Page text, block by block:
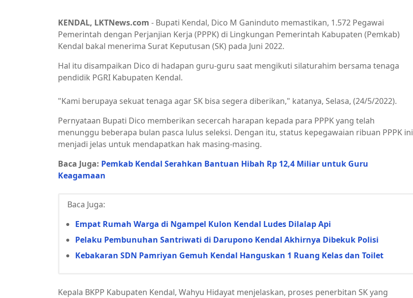
KENDAL, LKTNews.com - Bupati Kendal, Dico M Ganinduto memastikan, 1.572 Pegawai
Pemerintah dengan Perjanjian Kerja (PPPK) di Lingkungan Pemerintah Kabupaten (Pemkab)
Kendal bakal menerima Surat Keputusan (SK) pada Juni 2022.
Hal itu disampaikan Dico di hadapan guru-guru saat mengikuti silaturahim bersama tenaga
pendidik PGRI Kabupaten Kendal.
"Kami berupaya sekuat tenaga agar SK bisa segera diberikan," katanya, Selasa, (24/5/2022).
Pernyataan Bupati Dico memberikan secercah harapan kepada para PPPK yang telah
menunggu beberapa bulan pasca lulus seleksi. Dengan itu, status kepegawaian ribuan PPPK ini
menjadi jelas untuk mendapatkan hak masing-masing.
Baca Juga: Pemkab Kendal Serahkan Bantuan Hibah Rp 12,4 Miliar untuk Guru
Keagamaan
Baca Juga:
Empat Rumah Warga di Ngampel Kulon Kendal Ludes Dilalap Api
Pelaku Pembunuhan Santriwati di Darupono Kendal Akhirnya Dibekuk Polisi
Kebakaran SDN Pamriyan Gemuh Kendal Hanguskan 1 Ruang Kelas dan Toilet
Kepala BKPP Kabupaten Kendal, Wahyu Hidayat menjelaskan, proses penerbitan SK yang